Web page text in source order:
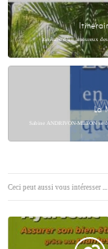
Itinéraire d’un amoureux
La
Sabine ANDRIVON-MILTON se
Ceci peut aussi vous intéresser ...